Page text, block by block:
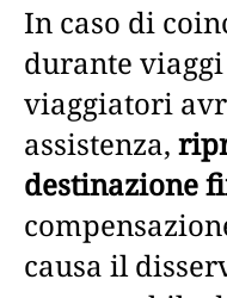
In caso di
durante
viaggiatori
assistenza,
destinazione
causa il